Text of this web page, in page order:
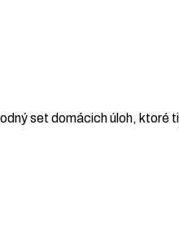
set domácich úloh, ktoré